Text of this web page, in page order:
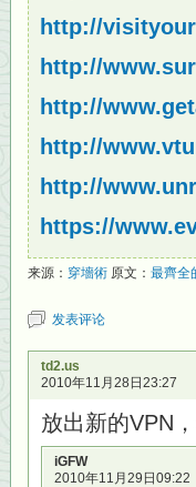
http://
http://
http://
http://
http://
https://
来源： 穿墻術 原文： 最齊全
发表评论
td2.us
2010年11月28日23:27
放出新的VPN
iGFW
2010年11月29日09:22